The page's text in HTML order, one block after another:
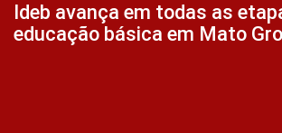
Ideb avança em todas as
educação básica em Mato